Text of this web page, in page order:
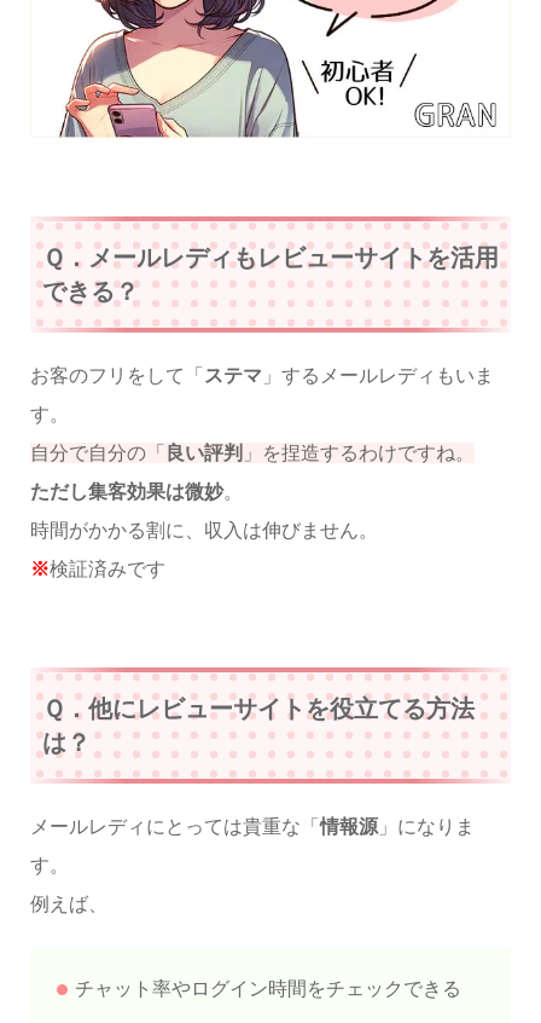
Ｑ．メールレディもレビューサイトを活用
できる？
お客のフリをして「 ステマ 」するメールレディもいま
す。
自分で自分の「 良い評判 」を捏造するわけですね。
ただし集客効果は微妙。
時間がかかる割に、収入は伸びません。
※検証済みです
Ｑ．他にレビューサイトを役立てる方法
は？
メールレディにとっては貴重な「情報源」になりま
す。
例えば、
チャット率やログイン時間をチェックできる